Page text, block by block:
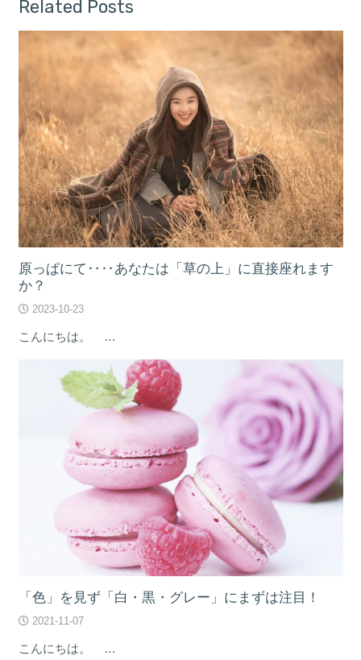
Related Posts
原っぱにて‥‥あなたは「草の上」に直接座れます
か？
2023-10-23
こんにちは。 …
「色」を見ず「白・黒・グレー」にまずは注目！
2021-11-07
こんにちは。 …